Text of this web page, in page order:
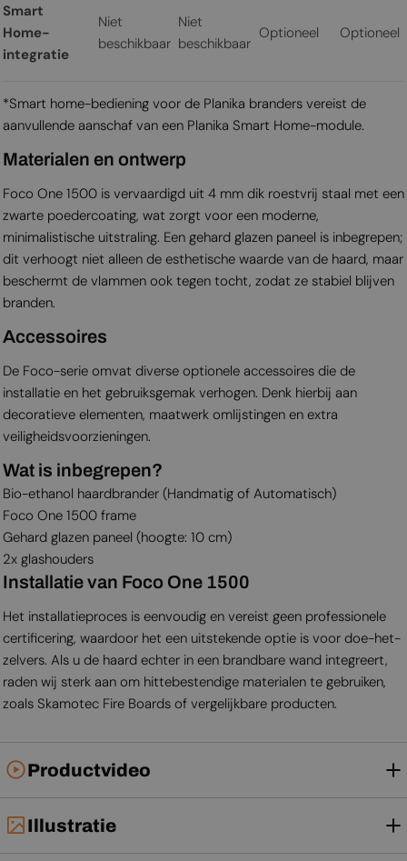
Smart
Home-
integratie
Niet
beschikbaar
Niet
beschikbaar
Optioneel Optioneel
*Smart home-bediening voor de Planika branders vereist de
aanvullende aanschaf van een Planika Smart Home-module.
Materialen en ontwerp
Foco One 1500 is vervaardigd uit 4 mm dik roestvrij staal met een
zwarte poedercoating, wat zorgt voor een moderne,
minimalistische uitstraling. Een gehard glazen paneel is inbegrepen;
dit verhoogt niet alleen de esthetische waarde van de haard, maar
beschermt de vlammen ook tegen tocht, zodat ze stabiel blijven
branden.
Accessoires
De Foco-serie omvat diverse optionele accessoires die de
installatie en het gebruiksgemak verhogen. Denk hierbij aan
decoratieve elementen, maatwerk omlijstingen en extra
veiligheidsvoorzieningen.
Wat is inbegrepen?
Bio-ethanol haardbrander (Handmatig of Automatisch)
Foco One 1500 frame
Gehard glazen paneel (hoogte: 10 cm)
2x glashouders
Installatie van Foco One 1500
Het installatieproces is eenvoudig en vereist geen professionele
certificering, waardoor het een uitstekende optie is voor doe-het-
zelvers. Als u de haard echter in een brandbare wand integreert,
raden wij sterk aan om hittebestendige materialen te gebruiken,
zoals Skamotec Fire Boards of vergelijkbare producten.
Productvideo
Illustratie